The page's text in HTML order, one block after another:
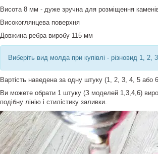
Висота 8 мм - дуже зручна для розміщення
Високоглянцева поверхня
Довжина ребра виробу 115 мм
Виберіть вид молда при купівлі - різновид 1,
Вартість наведена за одну штуку (1, 2, 3, 4, 5 або
Ви можете обрати 1 штуку (З моделей 1,3,4,6)
подібну лінію і стилістику заливки.